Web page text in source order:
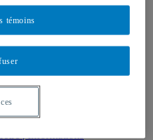
in Changing Climates
une circulation
• The Mobile Station
: Ecotechnologies of Practice:
des bois
Fondation Grantham
témoins